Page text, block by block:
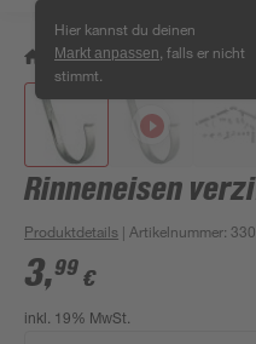
Hier kannst du deinen
Markt anpassen , falls er nicht
stimmt.
/ Bauen & Renovieren /
Rinneneisen
Produktdetails | Artikelnummer:
3,99 €
inkl. 19% MwSt.